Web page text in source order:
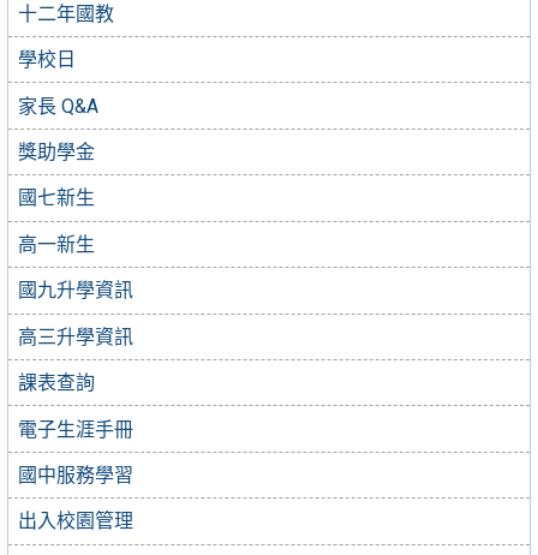
十二年國教
學校日
家長 Q&A
獎助學金
國七新生
高一新生
國九升學資訊
高三升學資訊
課表查詢
電子生涯手冊
國中服務學習
出入校園管理